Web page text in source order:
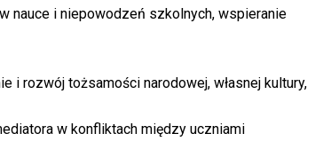
nauce i niepowodzeń szkolnych, wspieranie
i rozwój tożsamości narodowej, własnej kultury,
w konfliktach między uczniami